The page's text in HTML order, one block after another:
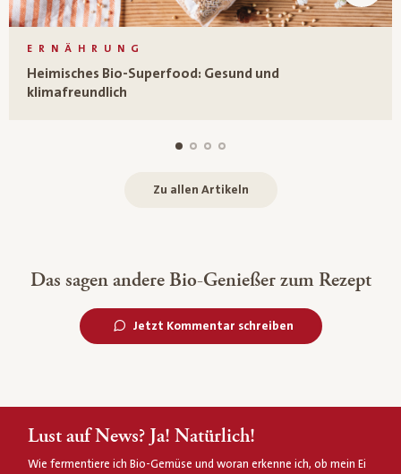
ERNÄHRUNG
Heimisches Bio-Superfood: Gesund und
klimafreundlich
Zu allen Artikeln
Das sagen andere Bio-Genießer zum Rezept
Jetzt Kommentar schreiben
Lust auf News? Ja! Natürlich!
Wie fermentiere ich Bio-Gemüse und woran erkenne ich, ob mein Ei